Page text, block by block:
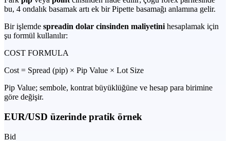
bu, 4 ondalık basamak artı ek bir Pipette basamağı anlamına gelir.
Bir işlemde spreadin dolar cinsinden maliyetini hesaplamak için
şu formül kullanılır:
COST FORMULA
Cost = Spread (pip) × Pip Value × Lot Size
Pip Value; sembole, kontrat büyüklüğüne ve hesap para birimine
göre değişir.
EUR/USD üzerinde pratik örnek
Bid